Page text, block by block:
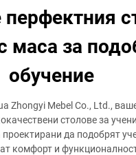
перфектния
маса за
обучение
Zhongyi Mebel Co., Ltd.,
столове за
да подобрят
комфорт и